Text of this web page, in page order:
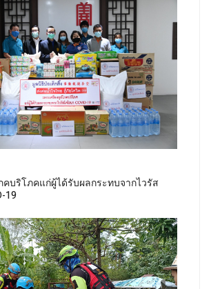
คบริโภคแก่ผู้ได้รับผลกระทบจากไวรัส
19